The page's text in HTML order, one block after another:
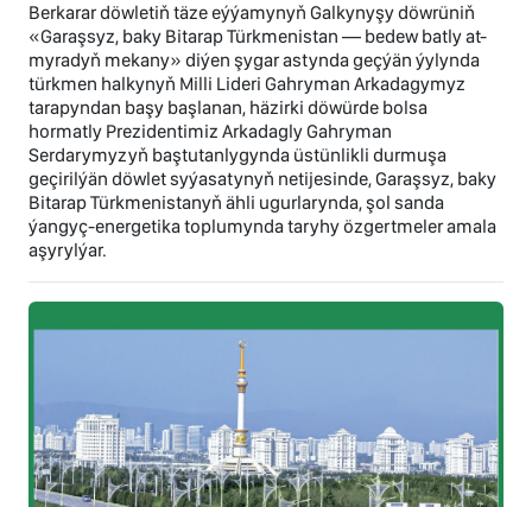
Berkarar döwletiň täze eýýamynyň Galkynyşy döwrüniň
«Garaşsyz, baky Bitarap Türkmenistan — bedew batly at-
myradyň mekany» diýen şygar astynda geçýän ýylynda
türkmen halkynyň Milli Lideri Gahryman Arkadagymyz
tarapyndan başy başlanan, häzirki döwürde bolsa
hormatly Prezidentimiz Arkadagly Gahryman
Serdarymyzyň baştutanlygynda üstünlikli durmuşa
geçirilýän döwlet syýasatynyň netijesinde, Garaşsyz, baky
Bitarap Türkmenistanyň ähli ugurlarynda, şol sanda
ýangyç-energetika toplumynda taryhy özgertmeler amala
aşyrylýar.